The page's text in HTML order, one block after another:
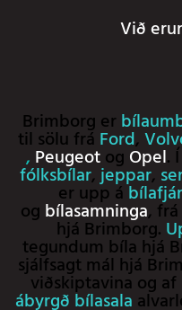
Við
Brimborg er
til sölu frá Ford,
, Peugeotog Opel.
fólksbílar,jeppar,
er upp á
og bílasamninga,
hjá Brimborg.
tegundum bíla hjá
sjálfsagt mál hjá
viðskiptavina og
ábyrgð bílasala